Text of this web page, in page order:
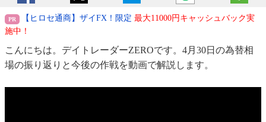
【ヒロセ通商】ザイFX！限定 最大11000円キャッシュバック実
施中！
こんにちは。デイトレーダーZEROです。4月30日の為替相
場の振り返りと今後の作戦を動画で解説します。